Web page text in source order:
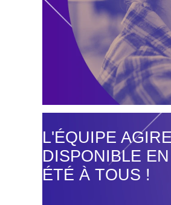
L'ÉQUIPE
DISPONIBLE
ÉTÉ À TOUS !